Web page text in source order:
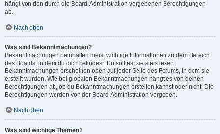
hängt von den durch die Board-Administration vergebenen Berechtigungen
ab.
Nach oben
Was sind Bekanntmachungen?
Bekanntmachungen beinhalten meist wichtige Informationen zu dem Bereich
des Boards, in dem du dich befindest. Du solltest sie stets lesen.
Bekanntmachungen erscheinen oben auf jeder Seite des Forums, in dem sie
erstellt wurden. Wie bei globalen Bekanntmachungen hängt es von deinen
Berechtigungen ab, ob du Bekanntmachungen erstellen kannst oder nicht. Die
Berechtigungen werden von der Board-Administration vergeben.
Nach oben
Was sind wichtige Themen?